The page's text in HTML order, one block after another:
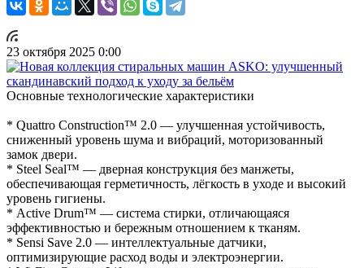
23 октября 2025 0:00
Основные технологические характеристики
* Quattro Construction™ 2.0 — улучшенная устойчивость,
сниженный уровень шума и вибраций, моторизованный
замок двери.
* Steel Seal™ — дверная конструкция без манжеты,
обеспечивающая герметичность, лёгкость в уходе и высокий
уровень гигиены.
* Active Drum™ — система стирки, отличающаяся
эффективностью и бережным отношением к тканям.
* Sensi Save 2.0 — интеллектуальные датчики,
оптимизирующие расход воды и электроэнергии.